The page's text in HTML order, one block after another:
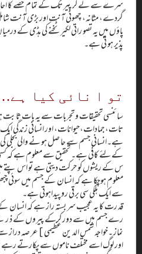
سرے سے لے کر پیر تک کے تمام حصے کا
گردے، مثانہ، چھوٹی آنت اور بڑی آنت
پاؤں میں یہ تصو راتی لکیر ٹخنے کی ہڈی کے
پذیر ہو تی ہے۔
تو ا نائی کیا
سا ئنسی تحقیقات و تجربات سے یہ بات ثا بت
تات،جمادات،حیوانات، اور انسانی زندگی
ہے۔انسانی جسم سے حا صل ہو نے والی بجلی کی
کے لئے کافی ہے۔ تحقیق سے معلوم ہے کہ
س کے ریشوں کو حر کت دیتی ہے تو اس پتے
معلوم ہوچکا ہے کہ انسان کے جسم میں سوئی
سے ایک ہلکی سی برقی روپیداہوتی ہے۔
قد رت کا یہ عجیب سر بستہ راز ہے کہ انسان کے
رے جسم میں سے دور کرکے پیروں کے ذ ر
نماز ۔خواجہ شمس الد ین عظیمی] عر صہ دراز
اور لوگ اسے مختلف ناموں سے پکارتے رہے